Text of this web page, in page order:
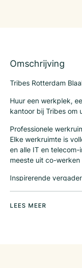
Omschrijving
Tribes Rotterdam
Huur een werkplek,
kantoor bij Tribes om
Professionele
Elke werkruimte is
en alle IT en
meeste uit co-werken
Inspirerende
LEES MEER